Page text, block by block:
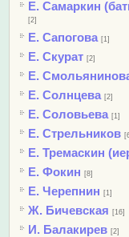
Е. Самаркин
[2]
Е. Сапогова [1]
Е. Скурат [2]
Е.
Е. Солнцева [2]
Е. Соловьева [1]
Е. Стрельников
Е. Тремаскин
Е. Фокин [8]
Е. Черепнин [1]
Ж. Бичевская [16]
И. Балакирев [2]